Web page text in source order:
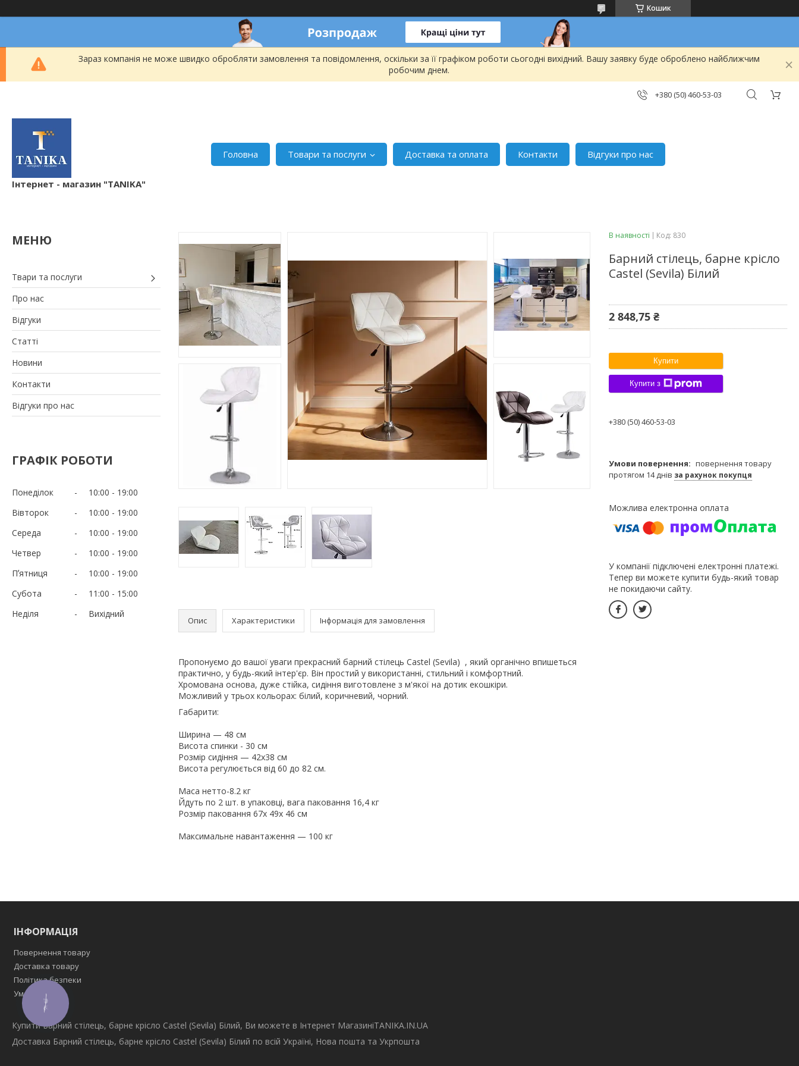
Кошик
Зараз компанія не може швидко обробляти замовлення та повідомлення, оскільки за її графіком роботи сьогодні вихідний. Вашу заявку буде оброблено найближчим
робочим днем.
+380 (50) 460-53-03
Інтернет - магазин "TANIKA"
Головна Товари та послуги Доставка та оплата Контакти Відгуки про нас
Твари та послуги
Про нас
Відгуки
Статті
Новини
Контакти
Відгуки про нас
ГРАФІК РОБОТИ
Понеділок 10:00
19:00
Вівторок
10:00
19:00
Середа
10:00
19:00
Четвер
10:00
19:00
Пʼятниця
10:00
19:00
Субота
11:00
15:00
Неділя
Вихідний
Опис Характеристики Інформація для замовлення
Пропонуємо до вашої уваги прекрасний барний стілець Castel (Sevila) , який органічно впишеться
практично, у будь-який інтер'єр. Він простий у використанні, стильний і комфортний.
Хромована основа, дуже стійка, сидіння виготовлене з м'якої на дотик екошкіри.
Можливий у трьох кольорах: білий, коричневий, чорний.
Габарити:
Ширина — 48 см
Висота спинки - 30 см
Розмір сидіння — 42x38 см
Висота регулюється від 60 до 82 см.
Маса нетто-8.2 кг
Йдуть по 2 шт. в упаковці, вага паковання 16,4 кг
Розмір паковання 67x 49x 46 см
Максимальне навантаження — 100 кг
В наявності Код: 830
Барний стілець, барне крісло
Castel (Sevila) Білий
2 848,75 ₴
Купити
Купити з
+380 (50) 460-53-03
повернення товару
протягом 14 днів за рахунок покупця
У компанії підключені електронні платежі.
Тепер ви можете купити будь-який товар
не покидаючи сайту.
ІНФОРМАЦІЯ
Повернення товару
Доставка товару
Політика безпеки
Умови угоди
Купити Барний стілець, барне крісло Castel (Sevila) Білий, Ви можете в Інтернет МагазиніTANIKA.IN.UA
Доставка Барний стілець, барне крісло Castel (Sevila) Білий по всій Україні, Нова пошта та Укрпошта
КНОПКА
ЗВ'ЯЗКУ